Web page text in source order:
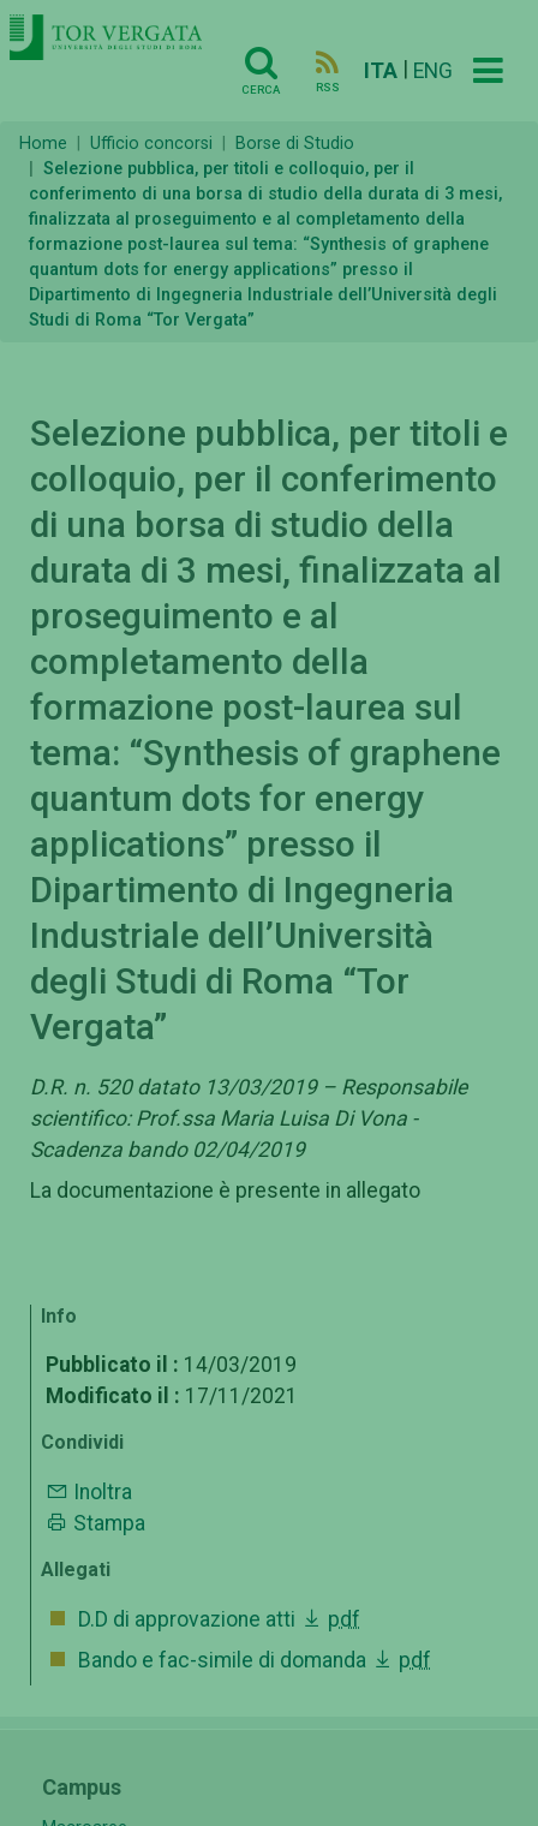
CERCA RSS
ITA ENG
Home Ufficio concorsi
Borse di Studio
Selezione pubblica, per titoli e colloquio, per il
conferimento di una borsa di studio della durata di 3 mesi,
finalizzata al proseguimento e al completamento della
formazione post-laurea sul tema: “Synthesis of graphene
quantum dots for energy applications” presso il
Dipartimento di Ingegneria Industriale dell’Università degli
Studi di Roma “Tor Vergata”
Selezione pubblica, per titoli e
colloquio, per il conferimento
di una borsa di studio della
durata di 3 mesi, finalizzata al
proseguimento e al
completamento della
formazione post-laurea sul
tema: “Synthesis of graphene
quantum dots for energy
applications” presso il
Dipartimento di Ingegneria
Industriale dell’Università
degli Studi di Roma “Tor
Vergata”
D.R. n. 520 datato 13/03/2019 – Responsabile
scientifico: Prof.ssa Maria Luisa Di Vona -
Scadenza bando 02/04/2019
La documentazione è presente in allegato
Info
Pubblicato il : 14/03/2019
Modificato il : 17/11/2021
Condividi
Inoltra
Stampa
Allegati
D.D di approvazione atti
pdf
Bando e fac-simile di domanda
pdf
Campus